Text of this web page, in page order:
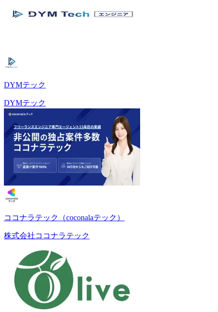
DYMテック
DYMテック
ココナラテック（coconalaテック）
株式会社ココナラテック